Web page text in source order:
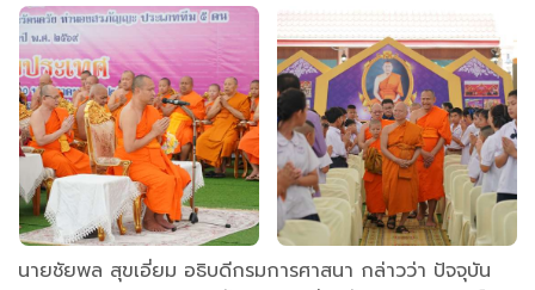
นายชัยพล สุขเอี่ยม อธิบดีกรมการศาสนา กล่าวว่า ปัจจุบัน